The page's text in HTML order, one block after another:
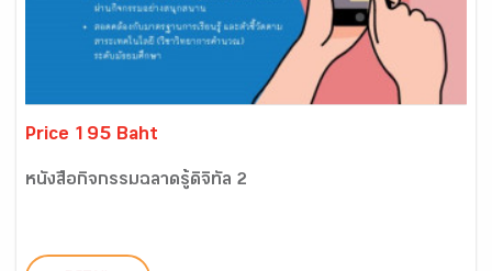
Price 195 Baht
หนังสือกิจกรรมฉลาดรู้ดิจิทัล 2